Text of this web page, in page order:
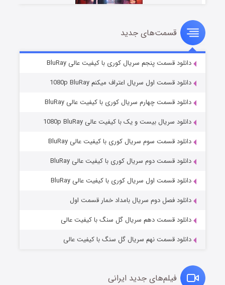
سریال زشت
قسمت۲ (زیرنویس) منتشر شد
مردگان متحرک: شهر مرده ۳
قسمت۲ (زیرنویس) منتشر شد
قسمت‌های جدید
دانلود قسمت پنجم سریال کوری با کیفیت عالی BluRay
دانلود قسمت اول سریال اعتراف میکنم 1080p BluRay
دانلود قسمت چهارم سریال کوری با کیفیت عالی BluRay
دانلود سریال بیست و یک با کیفیت عالی 1080p BluRay
دانلود قسمت سوم سریال کوری با کیفیت عالی BluRay
دانلود قسمت دوم سریال کوری با کیفیت عالی BluRay
دانلود قسمت اول سریال کوری با کیفیت عالی BluRay
دانلود فصل دوم سریال بامداد خمار قسمت اول
دانلود قسمت دهم سریال گل سنگ با کیفیت عالی
دانلود قسمت نهم سریال گل سنگ با کیفیت عالی
فیلم‌های جدید ایرانی